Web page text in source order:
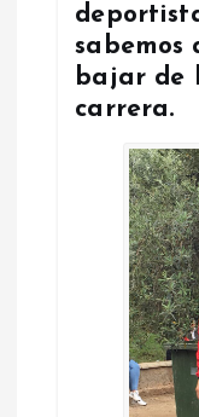
sabemos
bajar de
carrera.